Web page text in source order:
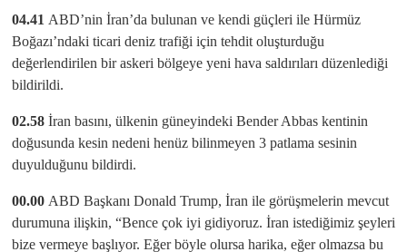
04.41 ABD’nin İran’da bulunan ve kendi güçleri ile Hürmüz
Boğazı’ndaki ticari deniz trafiği için tehdit oluşturduğu
değerlendirilen bir askeri bölgeye yeni hava saldırıları düzenlediği
bildirildi.
02.58 İran basını, ülkenin güneyindeki Bender Abbas kentinin
doğusunda kesin nedeni henüz bilinmeyen 3 patlama sesinin
duyulduğunu bildirdi.
00.00 ABD Başkanı Donald Trump, İran ile görüşmelerin mevcut
durumuna ilişkin, “Bence çok iyi gidiyoruz. İran istediğimiz şeyleri
bize vermeye başlıyor. Eğer böyle olursa harika, eğer olmazsa bu